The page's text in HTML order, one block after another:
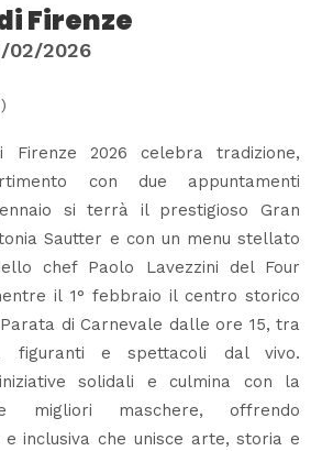
Firenze
02/2026
)
Firenze 2026 celebra tradizione,
con due appuntamenti
si terrà il prestigioso Gran
Sautter e con un menu stellato
chef Paolo Lavezzini del Four
il 1° febbraio il centro storico
di Carnevale dalle ore 15, tra
figuranti e spettacoli dal vivo.
iniziative solidali e culmina con la
migliori maschere, offrendo
e inclusiva che unisce arte, storia e